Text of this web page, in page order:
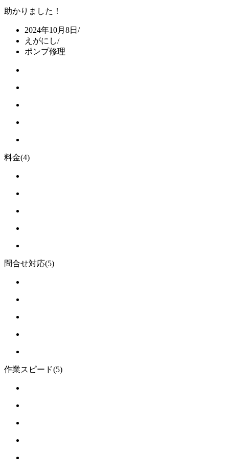
助かりました！
2024年10月8日 /
えがにし/
ポンプ修理
料金(4)
問合せ対応(5)
作業スピード(5)